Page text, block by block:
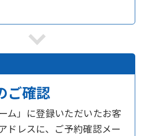
ご確認
ム」に登録いただいたお客
ドレスに、ご予約確認メー